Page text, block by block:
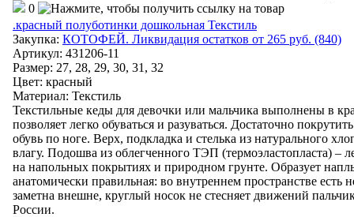
0
.красный полуботинки дошкольная Текстиль
Закупка: КОТОФЕЙ. Ликвидация остатков от 265 руб. (840)
Артикул: 431206-11
Размер: 27, 28, 29, 30, 31, 32
Цвет: красный
Материал: Текстиль
Текстильные кеды для девочки или мальчика выполнены в
позволяет легко обуваться и разуваться. Достаточно
обувь по ноге. Верх, подкладка и стелька из натурального
влагу. Подошва из облегченного ТЭП (термоэластопласта) –
на напольных покрытиях и природном грунте. Образует
анатомически правильная: во внутреннем пространстве
заметна внешне, круглый носок не стесняет движений
России.